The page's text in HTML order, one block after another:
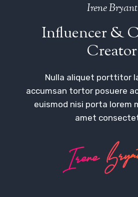
Irene Bryant
Influencer &
Creator
Nulla aliquet porttitor
accumsan tortor posuere
euismod nisi porta lorem
amet